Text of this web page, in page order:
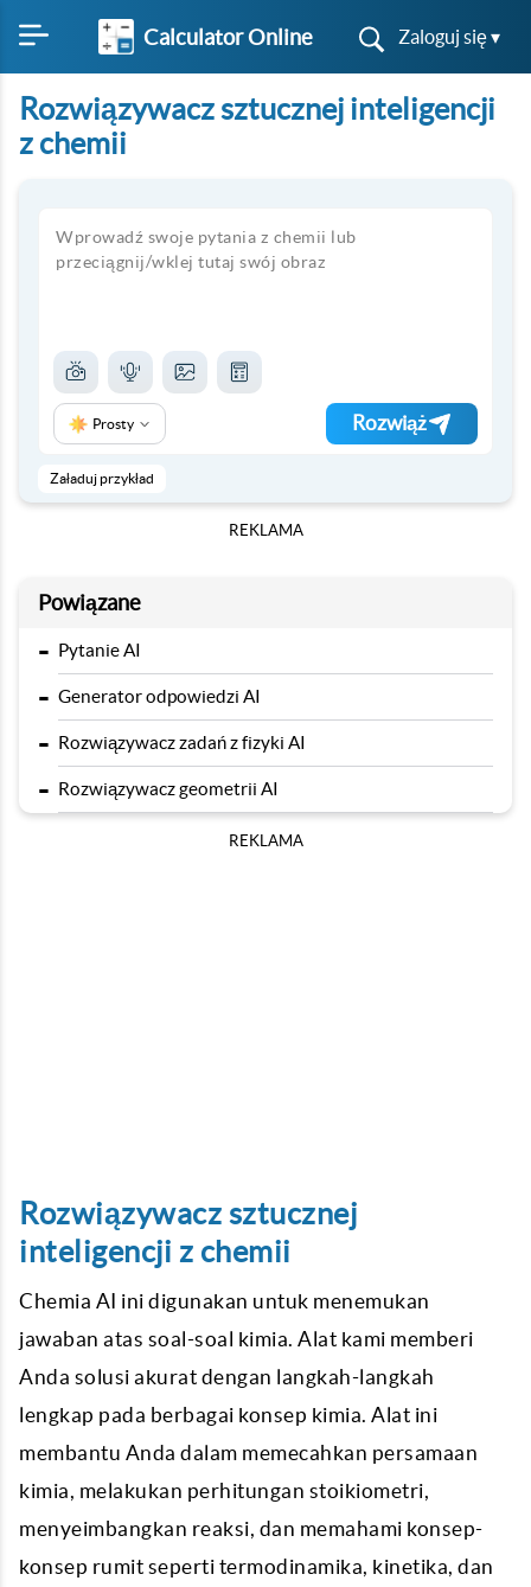
Calculator Online Zaloguj się ▾
Rozwiązywacz sztucznej inteligencji
z chemii
Prosty Rozwiąż
Załaduj przykład
REKLAMA
Powiązane
- Pytanie AI
- Generator odpowiedzi AI
- Rozwiązywacz zadań z fizyki AI
- Rozwiązywacz geometrii AI
REKLAMA
Rozwiązywacz sztucznej
inteligencji z chemii
Chemia AI ini digunakan untuk menemukan
jawaban atas soal-soal kimia. Alat kami memberi
Anda solusi akurat dengan langkah-langkah
lengkap pada berbagai konsep kimia. Alat ini
membantu Anda dalam memecahkan persamaan
kimia, melakukan perhitungan stoikiometri,
menyeimbangkan reaksi, dan memahami konsep-
konsep rumit seperti termodinamika, kinetika, dan